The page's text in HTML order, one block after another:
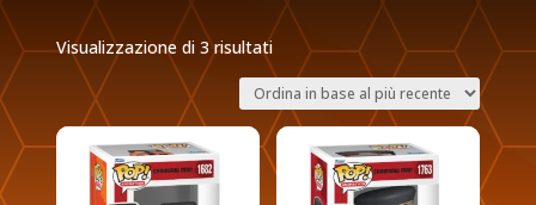
Visualizzazione di 3 risultatiOrdina
in
base
al
recente